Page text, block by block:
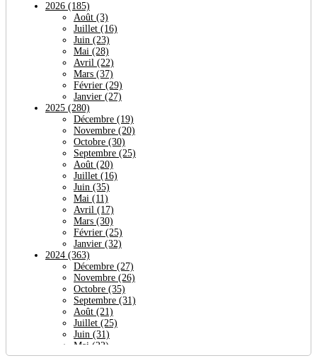
2026 (185)
Août (3)
Juillet (16)
Juin (23)
Mai (28)
Avril (22)
Mars (37)
Février (29)
Janvier (27)
2025 (280)
Décembre (19)
Novembre (20)
Octobre (30)
Septembre (25)
Août (20)
Juillet (16)
Juin (35)
Mai (11)
Avril (17)
Mars (30)
Février (25)
Janvier (32)
2024 (363)
Décembre (27)
Novembre (26)
Octobre (35)
Septembre (31)
Août (21)
Juillet (25)
Juin (31)
Mai (22)
Avril(64)